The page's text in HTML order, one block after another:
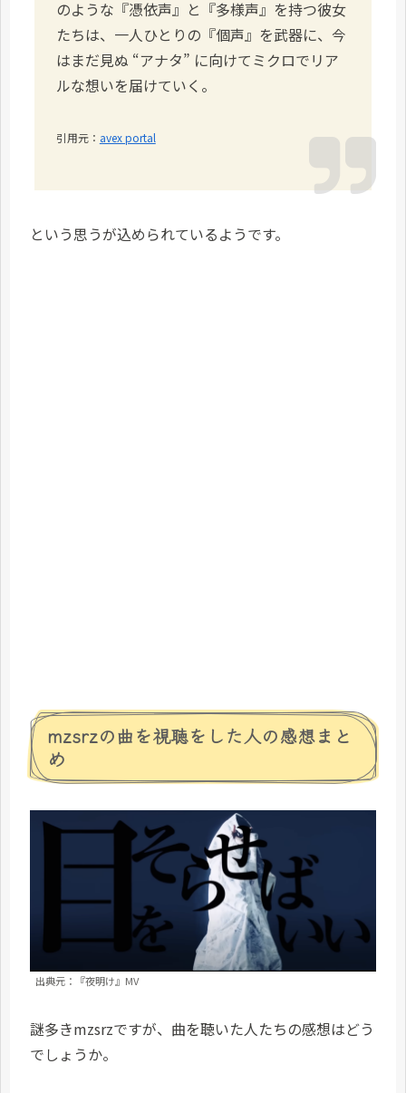
のような『憑依声』と『多様声』を持つ彼女
たちは、一人ひとりの『個声』を武器に、今
はまだ見ぬ “アナタ” に向けてミクロでリア
ルな想いを届けていく。
引用元： avex portal
という思うが込められているようです。
mzsrzの曲を視聴をした人の感想まと
め
出典元：『夜明け』MV
謎多きmzsrzですが、曲を聴いた人たちの感想はどう
でしょうか。